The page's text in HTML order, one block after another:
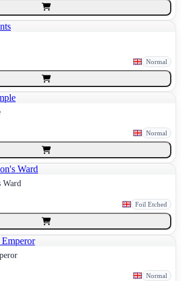
Normal
Normal
Ward
Foil Etched
Normal